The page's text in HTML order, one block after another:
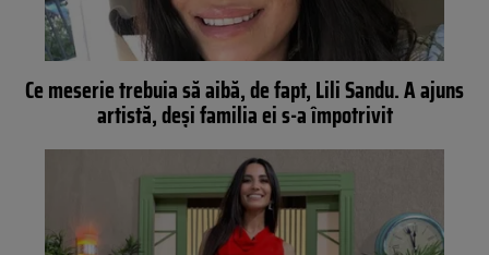
Ce meserie trebuia să aibă, de fapt, Lili Sandu. A ajuns
artistă, deși familia ei s-a împotrivit